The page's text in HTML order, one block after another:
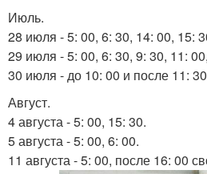
Июль.
28 июля - 5: 00, 6: 30, 14: 00, 15:
29 июля - 5: 00, 6: 30, 9: 30, 11:
30 июля - до 10: 00 и после 11:
Август.
4 августа - 5: 00, 15: 30.
5 августа - 5: 00, 6: 00.
11 августа - 5: 00, после 16: 00